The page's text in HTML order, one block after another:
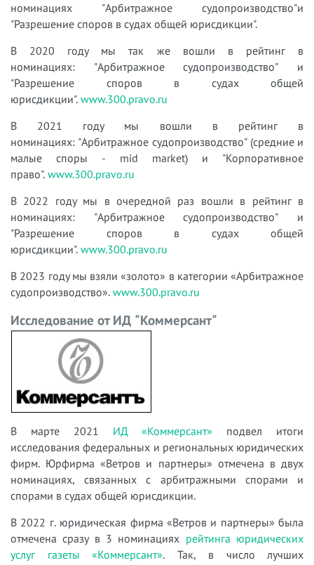
номинациях "Арбитражное судопроизводство"и
"Разрешение споров в судах общей юрисдикции".
В 2020 году мы так же вошли в рейтинг в
номинациях: "Арбитражное судопроизводство" и
"Разрешение споров в судах общей
юрисдикции". www.300.pravo.ru
В 2021 году мы вошли в рейтинг в
номинациях: "Арбитражное судопроизводство" (средние и
малые споры - mid market) и "Корпоративное
право". www.300.pravo.ru
В 2022 году мы в очередной раз вошли в рейтинг в
номинациях: "Арбитражное судопроизводство" и
"Разрешение споров в судах общей
юрисдикции". www.300.pravo.ru
В 2023 году мы взяли «золото» в категории «Арбитражное
судопроизводство». www.300.pravo.ru
Исследование от ИД "Коммерсант"
В марте 2021 ИД «Коммерсант» подвел итоги
исследования федеральных и региональных юридических
фирм. Юрфирма «Ветров и партнеры» отмечена в двух
номинациях, связанных с арбитражными спорами и
спорами в судах общей юрисдикции.
В 2022 г. юридическая фирма «Ветров и партнеры» была
отмечена сразу в 3 номинациях рейтинга юридических
услуг газеты «Коммерсант». Так, в число лучших